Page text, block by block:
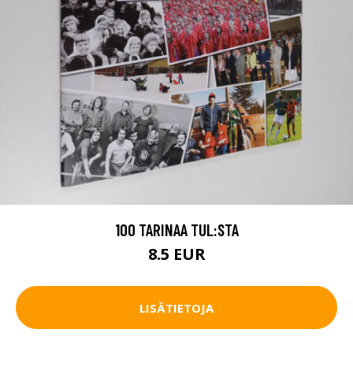
100 TARINAA TUL:STA
8.5 EUR
LISÄTIETOJA